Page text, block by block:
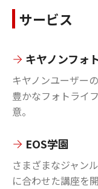
サービス
キヤノンフォ
キヤノンユーザー
豊かなフォトライ
意。
EOS学園
さまざまなジャン
に合わせた講座を開